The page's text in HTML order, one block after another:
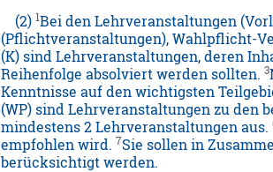
(2)1Bei den Lehrveranstaltungen
(Pflichtveranstaltungen), Wahlpflicht-
(K) sind Lehrveranstaltungen, deren
Reihenfolge absolviert werden sollten.3
Kenntnisse auf den wichtigsten
(WP) sind Lehrveranstaltungen zu
mindestens 2 Lehrveranstaltungen aus.
empfohlen wird. 7Sie sollen in
berücksichtigt werden.